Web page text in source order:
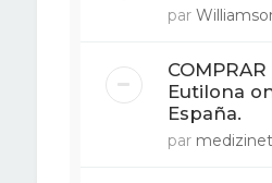
par
Eutilona
España.
par medizinet